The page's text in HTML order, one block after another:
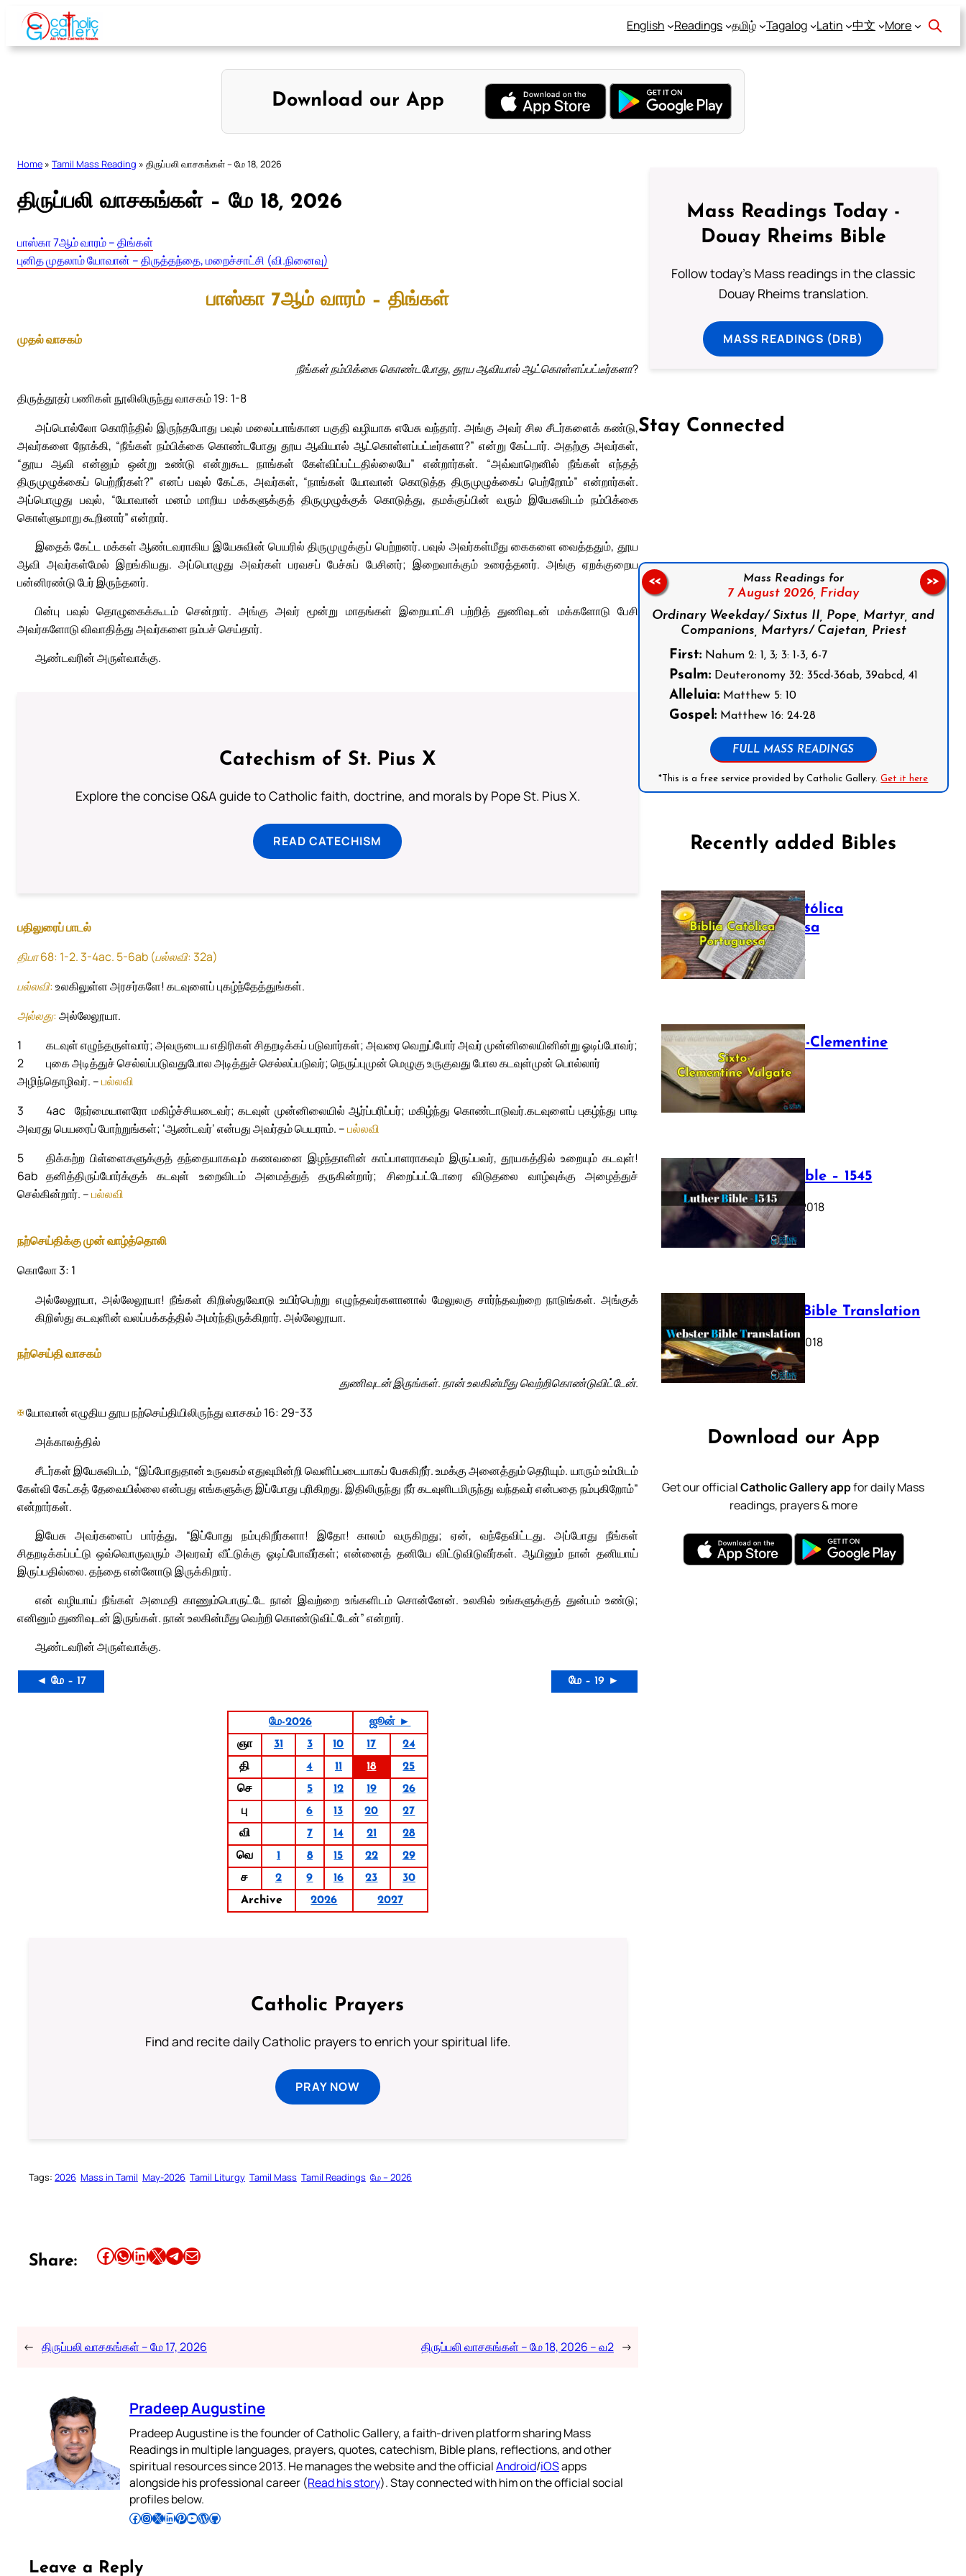
Skip
content
English Readings தமிழ் Tagalog Latin 中文 More
Download our App
Home » Tamil Mass Reading » திருப்பலி வாசகங்கள் – மே 18, 2026
திருப்பலி வாசகங்கள் – மே 18, 2026
பாஸ்கா 7ஆம் வாரம் – திங்கள்
புனித முதலாம் யோவான் – திருத்தந்தை, மறைச்சாட்சி (வி.நினைவு)
பாஸ்கா 7ஆம் வாரம் – திங்கள்
முதல் வாசகம்
நீங்கள் நம்பிக்கை கொண்டபோது, தூய ஆவியால் ஆட்கொள்ளப்பட்டீர்களா?
திருத்தூதர் பணிகள் நூலிலிருந்து வாசகம் 19: 1-8
அப்பொல்லோ கொரிந்தில் இருந்தபோது பவுல் மலைப்பாங்கான பகுதி வழியாக எபேசு வந்தார். அங்கு அவர் சில சீடர்களைக் கண்டு,
அவர்களை நோக்கி, “நீங்கள் நம்பிக்கை கொண்டபோது தூய ஆவியால் ஆட்கொள்ளப்பட்டீர்களா?” என்று கேட்டார். அதற்கு அவர்கள்,
“தூய ஆவி என்னும் ஒன்று உண்டு என்றுகூட நாங்கள் கேள்விப்பட்டதில்லையே” என்றார்கள். “அவ்வாறெனில் நீங்கள் எந்தத்
திருமுழுக்கைப் பெற்றீர்கள்?” எனப் பவுல் கேட்க, அவர்கள், “நாங்கள் யோவான் கொடுத்த திருமுழுக்கைப் பெற்றோம்” என்றார்கள்.
அப்பொழுது பவுல், “யோவான் மனம் மாறிய மக்களுக்குத் திருமுழுக்குக் கொடுத்து, தமக்குப்பின் வரும் இயேசுவிடம் நம்பிக்கை
கொள்ளுமாறு கூறினார்” என்றார்.
இதைக் கேட்ட மக்கள் ஆண்டவராகிய இயேசுவின் பெயரில் திருமுழுக்குப் பெற்றனர். பவுல் அவர்கள்மீது கைகளை வைத்ததும், தூய
ஆவி அவர்கள்மேல் இறங்கியது. அப்பொழுது அவர்கள் பரவசப் பேச்சுப் பேசினர்; இறைவாக்கும் உரைத்தனர். அங்கு ஏறக்குறைய
பன்னிரண்டு பேர் இருந்தனர்.
பின்பு பவுல் தொழுகைக்கூடம் சென்றார். அங்கு அவர் மூன்று மாதங்கள் இறையாட்சி பற்றித் துணிவுடன் மக்களோடு பேசி
அவர்களோடு விவாதித்து அவர்களை நம்பச் செய்தார்.
ஆண்டவரின் அருள்வாக்கு.
Catechism of St. Pius X
Explore the concise Q&A guide to Catholic faith, doctrine, and morals by Pope St. Pius X.
READ CATECHISM
பதிலுரைப் பாடல்
திபா 68: 1-2. 3-4ac. 5-6ab (பல்லவி: 32a)
பல்லவி:உலகிலுள்ள அரசர்களே! கடவுளைப் புகழ்ந்தேத்துங்கள்.
அல்லது:அல்லேலூயா.
1
கடவுள் எழுந்தருள்வார்; அவருடைய எதிரிகள் சிதறடிக்கப் படுவார்கள்; அவரை வெறுப்போர் அவர் முன்னிலையினின்று ஓடிப்போவர்;
2
புகை அடித்துச் செல்லப்படுவதுபோல அடித்துச் செல்லப்படுவர்; நெருப்புமுன் மெழுகு உருகுவது போல கடவுள்முன் பொல்லார்
அழிந்தொழிவர். –பல்லவி
3
நேர்மையாளரோ மகிழ்ச்சியடைவர்; கடவுள் முன்னிலையில் ஆர்ப்பரிப்பர்; மகிழ்ந்து கொண்டாடுவர்.
4ac
கடவுளைப் புகழ்ந்து பாடி
அவரது பெயரைப் போற்றுங்கள்; ‘ஆண்டவர்’ என்பது அவர்தம் பெயராம். –பல்லவி
5
திக்கற்ற பிள்ளைகளுக்குத் தந்தையாகவும் கணவனை இழந்தாளின் காப்பாளராகவும் இருப்பவர், தூயகத்தில் உறையும் கடவுள்!
6ab தனித்திருப்போர்க்குக் கடவுள் உறைவிடம் அமைத்துத் தருகின்றார்; சிறைப்பட்டோரை விடுதலை வாழ்வுக்கு அழைத்துச்
செல்கின்றார். –பல்லவி
நற்செய்திக்கு முன் வாழ்த்தொலி
கொலோ 3: 1
அல்லேலூயா, அல்லேலூயா! நீங்கள் கிறிஸ்துவோடு உயிர்பெற்று எழுந்தவர்களானால் மேலுலகு சார்ந்தவற்றை நாடுங்கள். அங்குக்
கிறிஸ்து கடவுளின் வலப்பக்கத்தில் அமர்ந்திருக்கிறார். அல்லேலூயா.
நற்செய்தி வாசகம்
துணிவுடன் இருங்கள். நான் உலகின்மீது வெற்றிகொண்டுவிட்டேன்.
✠யோவான் எழுதிய தூய நற்செய்தியிலிருந்து வாசகம் 16: 29-33
அக்காலத்தில்
சீடர்கள் இயேசுவிடம், “இப்போதுதான் உருவகம் எதுவுமின்றி வெளிப்படையாகப் பேசுகிறீர். உமக்கு அனைத்தும் தெரியும். யாரும் உம்மிடம்
கேள்வி கேட்கத் தேவையில்லை என்பது எங்களுக்கு இப்போது புரிகிறது. இதிலிருந்து நீர் கடவுளிடமிருந்து வந்தவர் என்பதை நம்புகிறோம்”
என்றார்கள்.
இயேசு அவர்களைப் பார்த்து, “இப்போது நம்புகிறீர்களா! இதோ! காலம் வருகிறது; ஏன், வந்தேவிட்டது. அப்போது நீங்கள்
சிதறடிக்கப்பட்டு ஒவ்வொருவரும் அவரவர் வீட்டுக்கு ஓடிப்போவீர்கள்; என்னைத் தனியே விட்டுவிடுவீர்கள். ஆயினும் நான் தனியாய்
இருப்பதில்லை. தந்தை என்னோடு இருக்கிறார்.
என் வழியாய் நீங்கள் அமைதி காணும்பொருட்டே நான் இவற்றை உங்களிடம் சொன்னேன். உலகில் உங்களுக்குத் துன்பம் உண்டு;
எனினும் துணிவுடன் இருங்கள். நான் உலகின்மீது வெற்றி கொண்டுவிட்டேன்” என்றார்.
ஆண்டவரின் அருள்வாக்கு.
◄ மே – 17 மே – 19 ►
மே-2026
ஜூன் ►
ஞா
31 3 10 17
24
தி
4 11 18
25
செ
5 12 19
26
பு
6 13 20
27
வி
7 14 21
28
வெ
1 8 15 22
29
ச
2 9 16 23
30
Archive
2026 2027
Catholic Prayers
Find and recite daily Catholic prayers to enrich your spiritual life.
PRAY NOW
Tags: 2026 Mass in Tamil May-2026 Tamil Liturgy Tamil Mass Tamil Readings மே – 2026
Share: Share this article on Facebook Share this article on WhatsApp Share this article on LinkedIn Share this article on X Share this article on TelegramEmail this Article
← திருப்பலி வாசகங்கள் – மே 17, 2026 திருப்பலி வாசகங்கள் – மே 18, 2026 – வ2 →
Pradeep Augustine
Pradeep Augustine is the founder of Catholic Gallery, a faith-driven platform sharing Mass
Readings in multiple languages, prayers, quotes, catechism, Bible plans, reflections, and other
spiritual resources since 2013. He manages the website and the officialAndroid/iOSapps
alongside his professional career (Read his story). Stay connected with him on the official social
profiles below.
Follow Pradeep on Facebook Follow Pradeep on InstagramFollow Pradeep on X Follow Pradeep on LinkedIn Follow Pradeep on Pinterest Subscribe to Pradeep’s Youtube Channel Follow Pradeep on WordPress Follow Pradeep on GitHub
Leave a Reply
Mass Readings Today -
Douay Rheims Bible
Follow today's Mass readings in the classic
Douay Rheims translation.
MASS READINGS (DRB)
Stay Connected
Follow us on Facebook
Mass Readings for
7 August 2026, Friday
Ordinary Weekday/ Sixtus II, Pope, Martyr, and
Companions, Martyrs/ Cajetan, Priest
First:Nahum 2: 1, 3; 3: 1-3, 6-7
Psalm:Deuteronomy 32: 35cd-36ab, 39abcd, 41
Alleluia:Matthew 5: 10
Gospel:Matthew 16: 24-28
FULL MASS READINGS
*This is a free service provided by Catholic Gallery.Get it here
<< >>
Recently added Bibles
Bíblia Católica
Portuguesa
July 16, 2025
The Sixto-Clementine
Vulgate
July 12, 2025
Luther Bible – 1545
October 17, 2018
Webster Bible Translation
October 11, 2018
Download our App
Get our officialCatholic Gallery appfor daily Mass
readings, prayers & more